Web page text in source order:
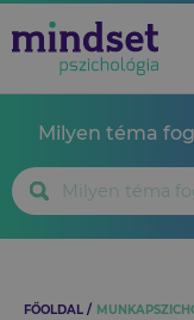
Milyen téma
FŐOLDAL